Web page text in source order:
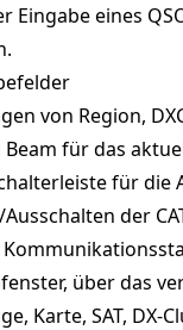
Eingabe eines
von Region,
für das
für die
der
über das
Karte, SAT, DX-